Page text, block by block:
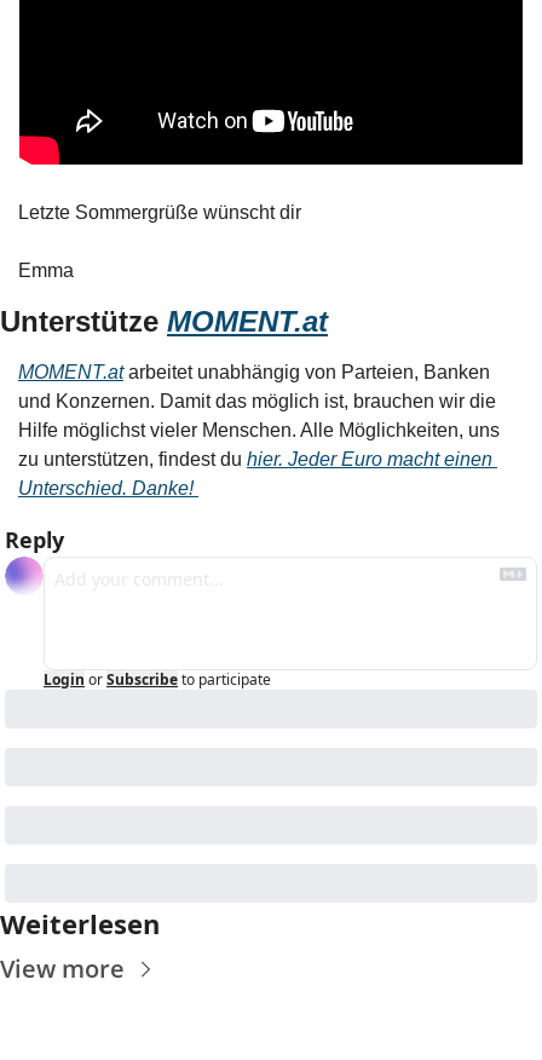
Letzte Sommergrüße wünscht dir
Emma
Unterstütze MOMENT.at
MOMENT.at arbeitet unabhängig von Parteien, Banken
und Konzernen. Damit das möglich ist, brauchen wir die
Hilfe möglichst vieler Menschen. Alle Möglichkeiten, uns
zu unterstützen, findest du hier. Jeder Euro macht einen
Unterschied. Danke!
Reply
Login orSubscribeto participate
Weiterlesen
View more